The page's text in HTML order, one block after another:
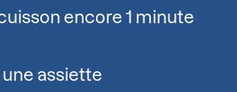
encore 1 minute
assiette